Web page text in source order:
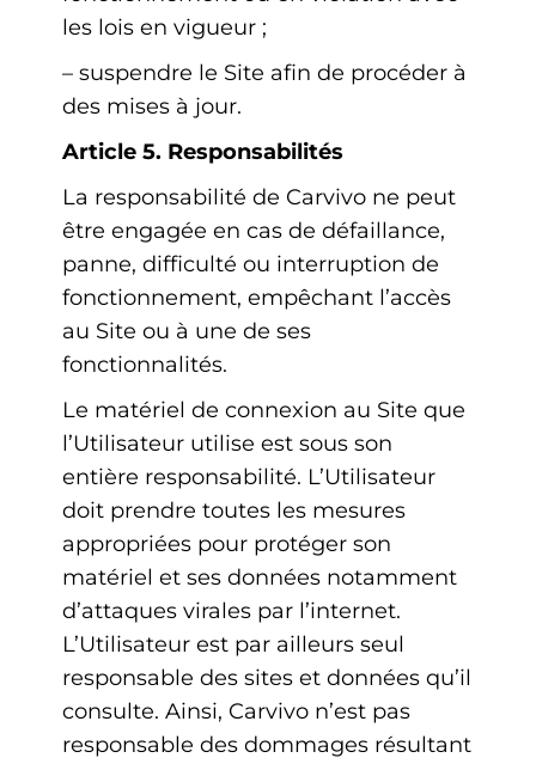
les lois en vigueur ;
– suspendre le Site afin de procéder à
des mises à jour.
Article 5. Responsabilités
La responsabilité de Carvivo ne peut
être engagée en cas de défaillance,
panne, difficulté ou interruption de
fonctionnement, empêchant l’accès
au Site ou à une de ses
fonctionnalités.
Le matériel de connexion au Site que
l’Utilisateur utilise est sous son
entière responsabilité. L’Utilisateur
doit prendre toutes les mesures
appropriées pour protéger son
matériel et ses données notamment
d’attaques virales par l’internet.
L’Utilisateur est par ailleurs seul
responsable des sites et données qu’il
consulte. Ainsi, Carvivo n’est pas
responsable des dommages résultant